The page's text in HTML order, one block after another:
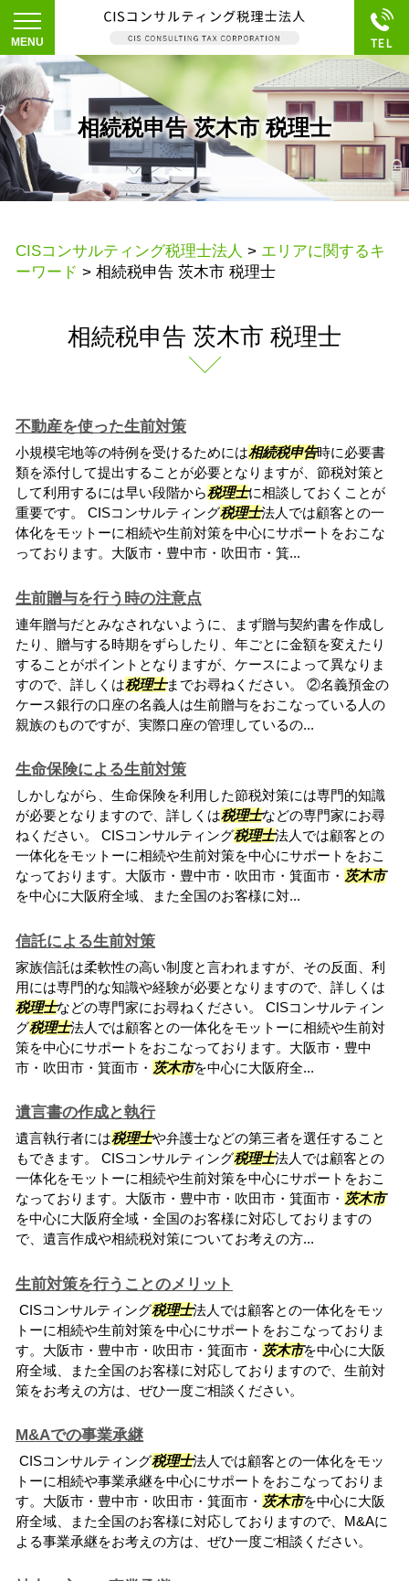
相続税申告 茨木市 税理士
CISコンサルティング税理士法人 > エリアに関するキ
ーワード > 相続税申告 茨木市 税理士
相続税申告 茨木市 税理士
不動産を使った生前対策
小規模宅地等の特例を受けるためには相続税申告時に必要書
類を添付して提出することが必要となりますが、節税対策と
して利用するには早い段階から税理士に相談しておくことが
重要です。 CISコンサルティング税理士法人では顧客との一
体化をモットーに相続や生前対策を中心にサポートをおこな
っております。大阪市・豊中市・吹田市・箕...
生前贈与を行う時の注意点
連年贈与だとみなされないように、まず贈与契約書を作成し
たり、贈与する時期をずらしたり、年ごとに金額を変えたり
することがポイントとなりますが、ケースによって異なりま
すので、詳しくは税理士までお尋ねください。 ②名義預金の
ケース銀行の口座の名義人は生前贈与をおこなっている人の
親族のものですが、実際口座の管理しているの...
生命保険による生前対策
しかしながら、生命保険を利用した節税対策には専門的知識
が必要となりますので、詳しくは税理士などの専門家にお尋
ねください。 CISコンサルティング税理士法人では顧客との
一体化をモットーに相続や生前対策を中心にサポートをおこ
なっております。大阪市・豊中市・吹田市・箕面市・ 茨木市
を中心に大阪府全域、また全国のお客様に対...
信託による生前対策
家族信託は柔軟性の高い制度と言われますが、その反面、利
用には専門的な知識や経験が必要となりますので、詳しくは
税理士などの専門家にお尋ねください。 CISコンサルティン
グ税理士法人では顧客との一体化をモットーに相続や生前対
策を中心にサポートをおこなっております。大阪市・豊中
市・吹田市・箕面市・ 茨木市を中心に大阪府全...
遺言書の作成と執行
遺言執行者には税理士や弁護士などの第三者を選任すること
もできます。 CISコンサルティング税理士法人では顧客との
一体化をモットーに相続や生前対策を中心にサポートをおこ
なっております。大阪市・豊中市・吹田市・箕面市・ 茨木市
を中心に大阪府全域・全国のお客様に対応しておりますの
で、遺言作成や相続税対策についてお考えの方...
生前対策を行うことのメリット
CISコンサルティング税理士法人では顧客との一体化をモッ
トーに相続や生前対策を中心にサポートをおこなっておりま
す。大阪市・豊中市・吹田市・箕面市・ 茨木市を中心に大阪
府全域、また全国のお客様に対応しておりますので、生前対
策をお考えの方は、ぜひ一度ご相談ください。
M&Aでの事業承継
CISコンサルティング税理士法人では顧客との一体化をモッ
トーに相続や事業承継を中心にサポートをおこなっておりま
す。大阪市・豊中市・吹田市・箕面市・ 茨木市を中心に大阪
府全域、また全国のお客様に対応しておりますので、M&Aに
よる事業承継をお考えの方は、ぜひ一度ご相談ください。